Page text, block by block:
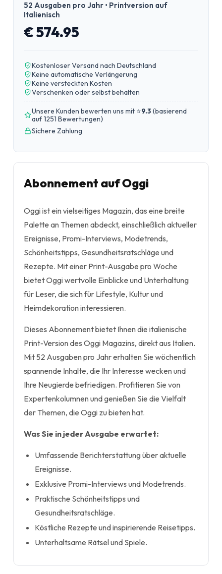
52 Ausgaben pro Jahr • Printversion auf
Italienisch
€ 574.95
Kostenloser Versand nach Deutschland
Keine automatische Verlängerung
Keine versteckten Kosten
Verschenken oder selbst behalten
Unsere Kunden bewerten uns mit ⭐9.3(basierend
auf 1251 Bewertungen)
Sichere Zahlung
Abonnement auf Oggi
Oggi ist ein vielseitiges Magazin, das eine breite
Palette an Themen abdeckt, einschließlich aktueller
Ereignisse, Promi-Interviews, Modetrends,
Schönheitstipps, Gesundheitsratschläge und
Rezepte. Mit einer Print-Ausgabe pro Woche
bietet Oggi wertvolle Einblicke und Unterhaltung
für Leser, die sich für Lifestyle, Kultur und
Heimdekoration interessieren.
Dieses Abonnement bietet Ihnen die italienische
Print-Version des Oggi Magazins, direkt aus Italien.
Mit 52 Ausgaben pro Jahr erhalten Sie wöchentlich
spannende Inhalte, die Ihr Interesse wecken und
Ihre Neugierde befriedigen. Profitieren Sie von
Expertenkolumnen und genießen Sie die Vielfalt
der Themen, die Oggi zu bieten hat.
Was Sie in jeder Ausgabe erwartet:
Umfassende Berichterstattung über aktuelle
Ereignisse.
Exklusive Promi-Interviews und Modetrends.
Praktische Schönheitstipps und
Gesundheitsratschläge.
Köstliche Rezepte und inspirierende Reisetipps.
Unterhaltsame Rätsel und Spiele.